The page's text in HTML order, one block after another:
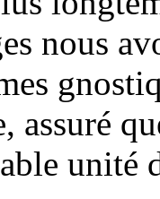
nous
assuré
unité